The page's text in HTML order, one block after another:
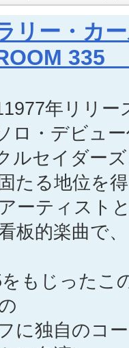
リー・カ
335
年リリ
ロ・デビュ
ルセイダー
たる地位を
ーティスト
板的楽曲で
もじったこ
に独自のコ